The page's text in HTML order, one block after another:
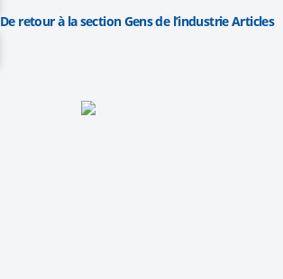
De retour à la section Gens de l’industrie Articles